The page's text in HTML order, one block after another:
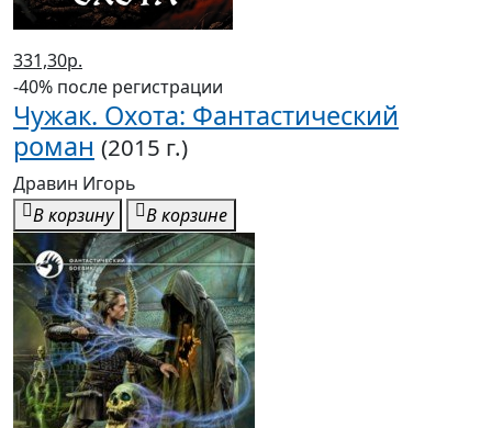
331,30р.
-40% после регистрации
Чужак. Охота: Фантастический
роман (2015 г.)
Дравин Игорь
В корзину